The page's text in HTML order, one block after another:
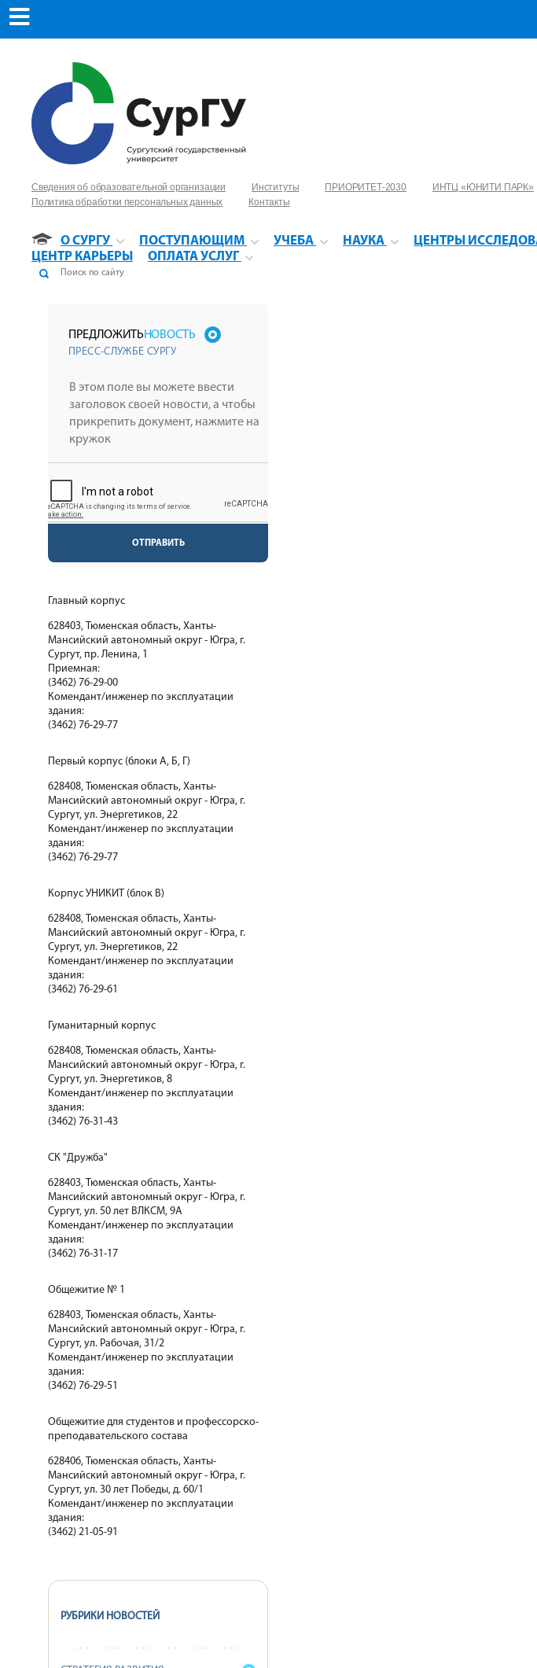
Сведения об образовательной организации Институты ПРИОРИТЕТ-2030 ИНТЦ «ЮНИТИ ПАРК»
Политика обработки персональных данных
Контакты
О СУРГУ ПОСТУПАЮЩИМ УЧЕБА НАУКА ЦЕНТРЫ
ЦЕНТР КАРЬЕРЫ
ОПЛАТА УСЛУГ
ПРЕДЛОЖИТЬНОВОСТЬ
ПРЕСС-СЛУЖБЕ СУРГУ
ОТПРАВИТЬ
Главный корпус
628403, Тюменская область, Ханты-
Мансийский автономный округ - Югра, г.
Сургут, пр. Ленина, 1
Приемная:
(3462) 76-29-00
Комендант/инженер по эксплуатации
здания:
(3462) 76-29-77
Первый корпус (блоки А, Б, Г)
628408, Тюменская область, Ханты-
Мансийский автономный округ - Югра, г.
Сургут, ул. Энергетиков, 22
Комендант/инженер по эксплуатации
здания:
(3462) 76-29-77
Корпус УНИКИТ (блок В)
628408, Тюменская область, Ханты-
Мансийский автономный округ - Югра, г.
Сургут, ул. Энергетиков, 22
Комендант/инженер по эксплуатации
здания:
(3462) 76-29-61
Гуманитарный корпус
628408, Тюменская область, Ханты-
Мансийский автономный округ - Югра, г.
Сургут, ул. Энергетиков, 8
Комендант/инженер по эксплуатации
здания:
(3462) 76-31-43
СК "Дружба"
628403, Тюменская область, Ханты-
Мансийский автономный округ - Югра, г.
Сургут, ул. 50 лет ВЛКСМ, 9А
Комендант/инженер по эксплуатации
здания:
(3462) 76-31-17
Общежитие № 1
628403, Тюменская область, Ханты-
Мансийский автономный округ - Югра, г.
Сургут, ул. Рабочая, 31/2
Комендант/инженер по эксплуатации
здания:
(3462) 76-29-51
Общежитие для студентов и профессорско-
преподавательского состава
628406, Тюменская область, Ханты-
Мансийский автономный округ - Югра, г.
Сургут, ул. 30 лет Победы, д. 60/1
Комендант/инженер по эксплуатации
здания:
(3462) 21-05-91
РУБРИКИ НОВОСТЕЙ